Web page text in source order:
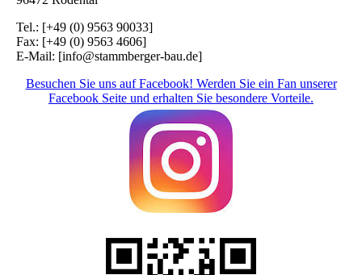
Tel.: [+49 (0) 9563 90033]
Fax: [+49 (0) 9563 4606]
E-Mail: [info@stammberger-bau.de]
Besuchen Sie uns auf Facebook! Werden Sie ein Fan unserer
Facebook Seite und erhalten Sie besondere Vorteile.